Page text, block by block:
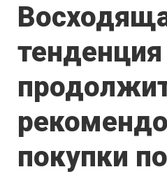
тенденция
покупки